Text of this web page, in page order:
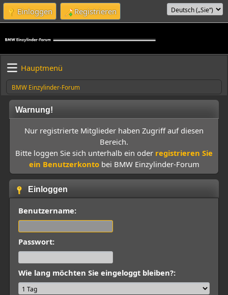
Einloggen Registrieren
Hauptmenü
BMW Einzylinder-Forum
Warnung!
Nur registrierte Mitglieder haben Zugriff auf diesen
Bereich.
Bitte loggen Sie sich unterhalb ein oder registrieren Sie
ein Benutzerkontobei BMW Einzylinder-Forum
Einloggen
Benutzername:
Passwort:
Wie lang möchten Sie eingeloggt bleiben?: